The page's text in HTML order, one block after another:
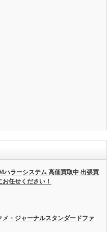
ハラーシステム 高価買取中 出張買
任せください！
メ・ジャーナルスタンダードファ